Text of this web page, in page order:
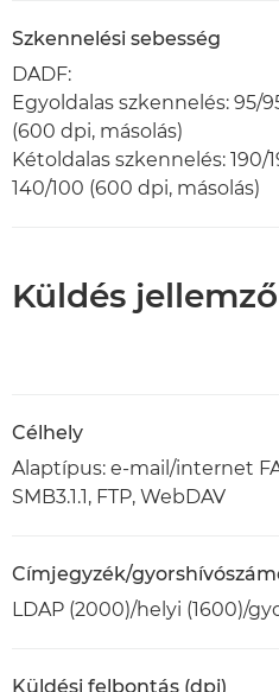
Szkennelési sebesség
DADF:
Egyoldalas szkennelés: 95/
(600 dpi, másolás)
Kétoldalas szkennelés: 190/
140/100 (600 dpi, másolás)
Küldés
Célhely
Alaptípus: e-mail/internet
SMB3.1.1, FTP, WebDAV
Címjegyzék/
LDAP (2000)/helyi (1600)/
Küldési felbontás (dpi)